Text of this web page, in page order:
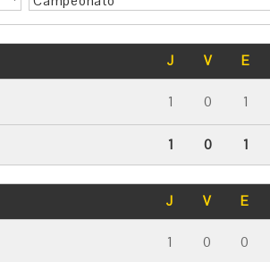
J V E
1 0 1
1 0 1
J V E
1 0 0